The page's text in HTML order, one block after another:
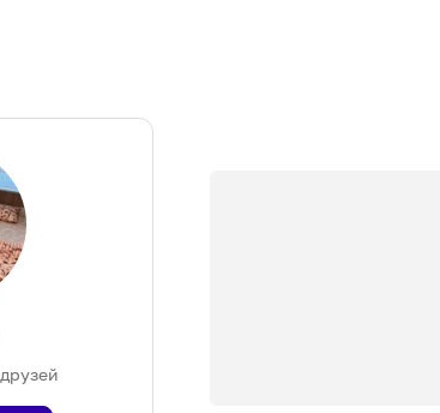
друзей